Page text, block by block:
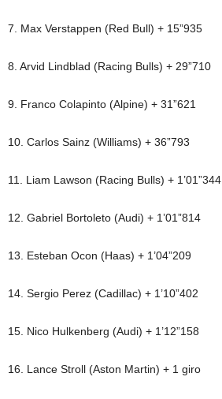
7. Max Verstappen (Red Bull) + 15”935
8. Arvid Lindblad (Racing Bulls) + 29”710
9. Franco Colapinto (Alpine) + 31”621
10. Carlos Sainz (Williams) + 36”793
11. Liam Lawson (Racing Bulls) + 1’01”344
12. Gabriel Bortoleto (Audi) + 1’01”814
13. Esteban Ocon (Haas) + 1’04”209
14. Sergio Perez (Cadillac) + 1’10”402
15. Nico Hulkenberg (Audi) + 1’12”158
16. Lance Stroll (Aston Martin) + 1 giro